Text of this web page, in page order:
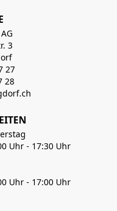
3
27
28
Uhr - 17:30 Uhr
Uhr - 17:00 Uhr